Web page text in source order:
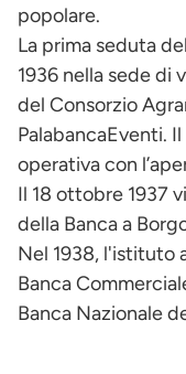
popolare.
La prima seduta
1936 nella sede di
del Consorzio
PalabancaEventi.
operativa con
Il 18 ottobre 1937
della Banca a
Nel 1938, l'istituto
Banca
Banca Nazionale